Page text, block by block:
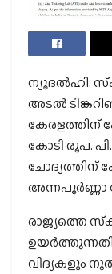
ന്യൂദല്‍ഹി:
അടല്‍
കേരളത്തിന്
കോടി രൂപ.
ചോദ്യത്തിന്
അന്നപൂര്‍ണ്ണാ
രാജ്യത്തെ
വിദ്യകളും